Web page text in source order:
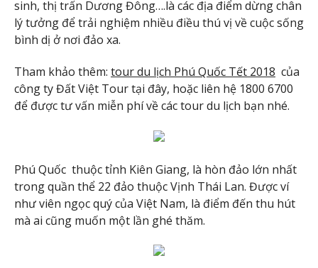
sinh, thị trấn Dương Đông….là các địa điểm dừng chân
lý tưởng để trải nghiệm nhiều điều thú vị về cuộc sống
bình dị ở nơi đảo xa.
Tham khảo thêm: tour du lịch Phú Quốc Tết 2018 của
công ty Đất Việt Tour tại đây, hoặc liên hệ 1800 6700
để được tư vấn miễn phí về các tour du lịch bạn nhé.
Phú Quốc thuộc tỉnh Kiên Giang, là hòn đảo lớn nhất
trong quần thể 22 đảo thuộc Vịnh Thái Lan. Được ví
như viên ngọc quý của Việt Nam, là điểm đến thu hút
mà ai cũng muốn một lần ghé thăm.